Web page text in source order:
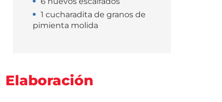
1 cucharadita de granos de
pimienta molida
Elaboración